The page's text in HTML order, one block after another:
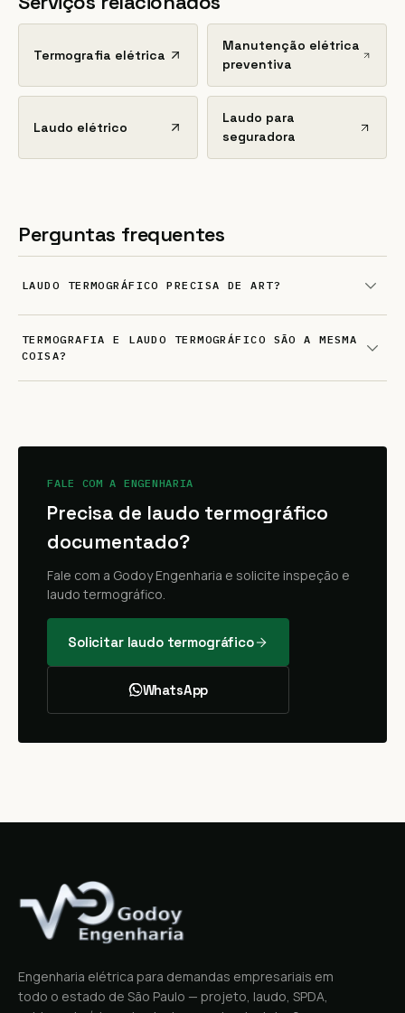
Termografia elétrica
Manutenção elétrica
preventiva
Laudo elétrico
Laudo para
seguradora
Perguntas frequentes
LAUDO TERMOGRÁFICO PRECISA DE ART?
TERMOGRAFIA E LAUDO TERMOGRÁFICO SÃO A MESMA
COISA?
FALE COM A ENGENHARIA
Precisa de laudo termográfico
documentado?
Fale com a Godoy Engenharia e solicite inspeção e
laudo termográfico.
Solicitar laudo termográfico
WhatsApp
Engenharia elétrica para demandas empresariais em
todo o estado de São Paulo — projeto, laudo, SPDA,